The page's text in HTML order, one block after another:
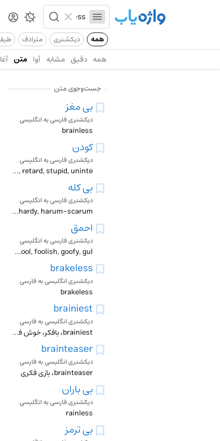
همه دیکشنری مترادف
همه دقیق مشابه آوا متن
جست‌وجوی متن
بی مغز
دیکشنری فارسی به انگلیسی
brainless
کودن
دیکشنری فارسی به انگلیسی
brainless, bumpkin, dense, dimwitted, dolt, doltish, dull, feebleminded, moron, half-wit, imbecile, moronic, nincompoop, ninny, purblind, retard, stupid, uninte
بی کله
دیکشنری فارسی به انگلیسی
booby, brainless, crazy, daredevil, foolhardy, harum-scarum
احمق
دیکشنری فارسی به انگلیسی
asinine, brute, blockhead, crazy, cuckoo, brainless, cloddish, daft, dopey, dopy, imbecile, dunderhead, insane, empty-headed, lunatic, fool, foolish, goofy, gul
brakeless
دیکشنری انگلیسی به فارسی
brakeless
brainiest
دیکشنری انگلیسی به فارسی
brainiest، بافکر، خوش فکر
brainteaser
دیکشنری انگلیسی به فارسی
brainteaser، بازی فکری
بی باران
دیکشنری فارسی به انگلیسی
rainless
بی ترمز